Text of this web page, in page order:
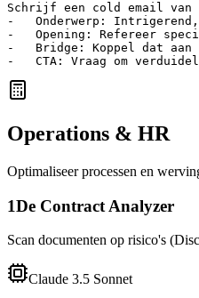
Schrijf een cold email van
-   Onderwerp:
-   Opening: Refereer
-   Bridge: Koppel dat aan
-   CTA: Vraag om
Operations & HR
Optimaliseer processen en
1De Contract Analyzer
Scan documenten op risico's
Claude 3.5 Sonnet